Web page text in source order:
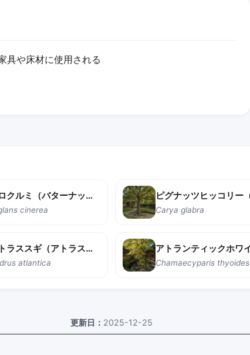
具や床材に使用される
シロクルミ（バターナッツ）
cinerea Carya glabra
アトラススギ（アトラスセドル）
atlantica Chamaecyparis thyoides
更新日： 2025-12-25